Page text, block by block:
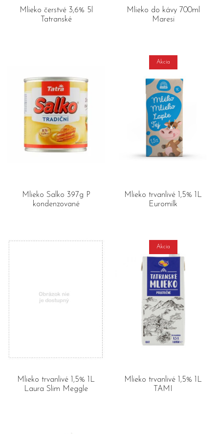
Mlieko čerstvé 3,6% 5l
Tatranské
Mlieko do kávy 700ml
Maresi
Mlieko Salko 397g P
kondenzované
Akcia
Mlieko trvanlivé 1,5% 1L
Euromilk
Mlieko trvanlivé 1,5% 1L
Laura Slim Meggle
Akcia
Mlieko trvanlivé 1,5% 1L
TAMI